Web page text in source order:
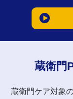
蔵衛門
蔵衛門ケア対象